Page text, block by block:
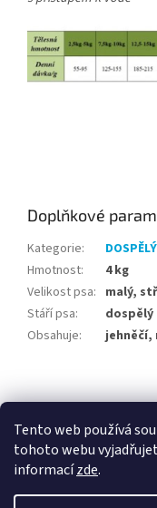
Tento web používá
tohoto webu
informacízde.
Doplňkové
Kategorie:
Hmotnost:
4 kg
Velikost psa: malý,
Stáří psa:
dospělý
Obsahuje: jehněčí,
á